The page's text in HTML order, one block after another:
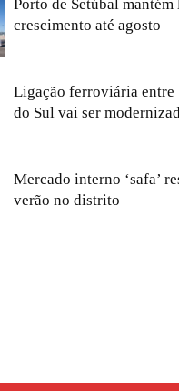
Porto de Setúbal mantém
crescimento até agosto
Ligação ferroviária entre
do Sul vai ser
Mercado interno ‘safa’
verão no distrito